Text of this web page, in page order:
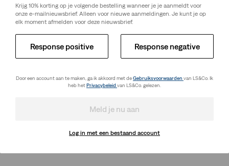
Krijg 10% korting op je volgende bestelling wanneer je je aanmeldt voor
onze e-mailnieuwsbrief. Alleen voor nieuwe aanmeldingen. Je kunt je op
elk moment afmelden voor deze nieuwsbrief.
Response positive Response negative
Door een account aan te maken, ga ik akkoord met deGebruiksvoorwaarden van LS&Co. Ik
heb hetPrivacybeleid van LS&Co. gelezen.
Meld je nu aan
Log in met een bestaand account